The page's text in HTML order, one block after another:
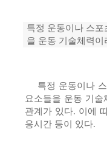
특정 운동이나 스
을 운동 기술체력이
특정 운동이나
요소들을 운동 기
관계가 있다. 이에
응시간 등이 있다.